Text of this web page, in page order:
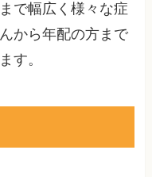
で幅広く様々な症
から年配の方まで
す。